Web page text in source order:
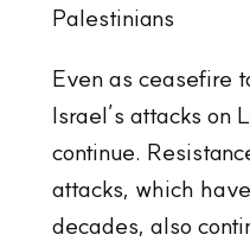
Palestinians
Even as ceasefire
Israel’s attacks on
continue.
attacks, which
decades, also